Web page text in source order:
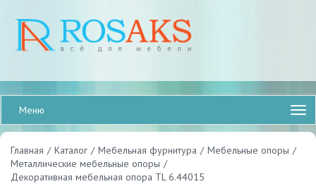
Меню
Главная / Каталог / Мебельная фурнитура / Мебельные опоры /
Металлические мебельные опоры /
Декоративная мебельная опора TL 6.44015